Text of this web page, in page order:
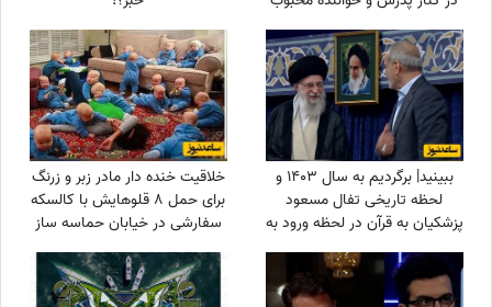
ببینید| برگردیم به سال 1403 و
لحظه تاریخی تفال مسعود
پزشکیان به قرآن در لحظه ورود به
ریاست جمهوری؛ نمایش آیات در
حضور مخبر و پدر داماد رهبر
شهید انقلاب
خلاقیت خنده دار مادر زبر و زرنگ
برای حمل 8 قلوهایش با کالسکه
سفارشی در خیابان حماسه ساز
شد+عکس/ هنر نزد مادران است
و بس!